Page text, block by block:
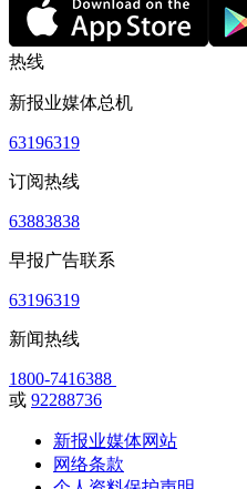
热线
新报业媒体总机
63196319
订阅热线
63883838
早报广告联系
63196319
新闻热线
1800-7416388
或 92288736
新报业媒体网站
网络条款